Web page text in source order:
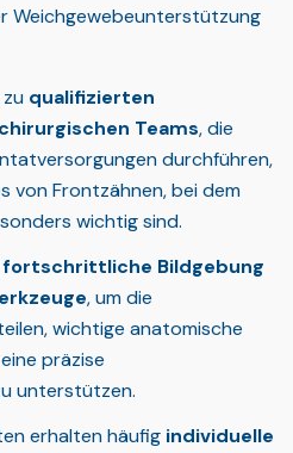
Weichgewebeunterstützung
qualifizierten
Teams, die
durchführen,
von Frontzähnen, bei dem
wichtig sind.
fortschrittliche Bildgebung
, um die
wichtige anatomische
präzise
unterstützen.
erhalten häufig individuelle